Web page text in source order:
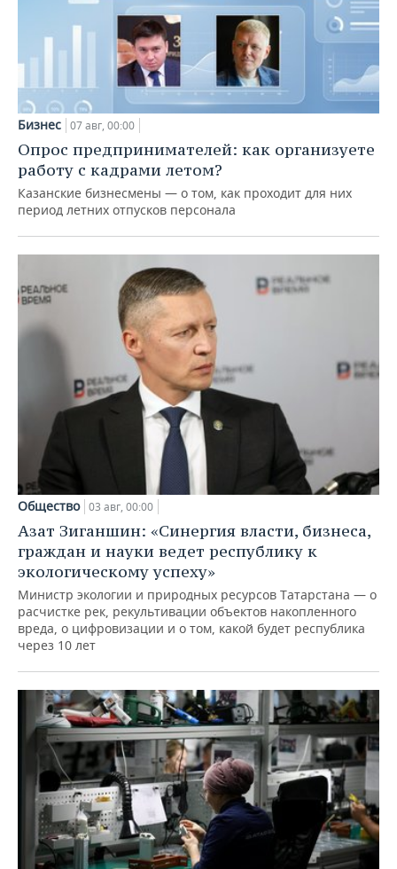
Бизнес 07 авг, 00:00
Опрос предпринимателей: как организуете
работу с кадрами летом?
Казанские бизнесмены — о том, как проходит для них
период летних отпусков персонала
Общество 03 авг, 00:00
Азат Зиганшин: «Синергия власти, бизнеса,
граждан и науки ведет республику к
экологическому успеху»
Министр экологии и природных ресурсов Татарстана — о
расчистке рек, рекультивации объектов накопленного
вреда, о цифровизации и о том, какой будет республика
через 10 лет